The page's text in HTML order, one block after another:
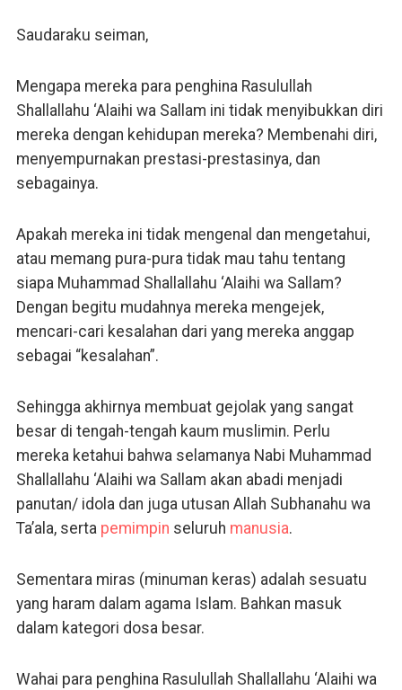
Saudaraku seiman,
Mengapa mereka para penghina Rasulullah
Shallallahu ‘Alaihi wa Sallam ini tidak menyibukkan diri
mereka dengan kehidupan mereka? Membenahi diri,
menyempurnakan prestasi-prestasinya, dan
sebagainya.
Apakah mereka ini tidak mengenal dan mengetahui,
atau memang pura-pura tidak mau tahu tentang
siapa Muhammad Shallallahu ‘Alaihi wa Sallam?
Dengan begitu mudahnya mereka mengejek,
mencari-cari kesalahan dari yang mereka anggap
sebagai “kesalahan”.
Sehingga akhirnya membuat gejolak yang sangat
besar di tengah-tengah kaum muslimin. Perlu
mereka ketahui bahwa selamanya Nabi Muhammad
Shallallahu ‘Alaihi wa Sallam akan abadi menjadi
panutan/ idola dan juga utusan Allah Subhanahu wa
Ta’ala, serta pemimpin seluruh manusia.
Sementara miras (minuman keras) adalah sesuatu
yang haram dalam agama Islam. Bahkan masuk
dalam kategori dosa besar.
Wahai para penghina Rasulullah Shallallahu ‘Alaihi wa